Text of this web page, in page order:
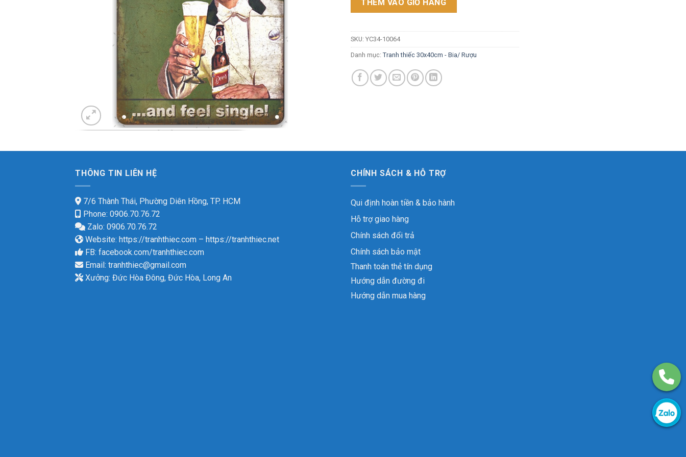
THÊM VÀO GIỎ HÀNG
SKU: YC34-10064
Danh mục: Tranh thiếc 30x40cm - Bia/ Rượu
THÔNG TIN LIÊN HỆ
7/6 Thành Thái, Phường Diên Hồng, TP. HCM
Phone: 0906.70.76.72
Zalo: 0906.70.76.72
Website: https://tranhthiec.com – https://tranhthiec.net
FB: facebook.com/tranhthiec.com
Email: tranhthiec@gmail.com
Xưởng: Đức Hòa Đông, Đức Hòa, Long An
CHÍNH SÁCH & HỖ TRỢ
Qui định hoàn tiền & bảo hành
Hỗ trợ giao hàng
Chính sách đổi trả
Chính sách bảo mật
Thanh toán thẻ tín dụng
Hướng dẫn đường đi
Hướng dẫn mua hàng